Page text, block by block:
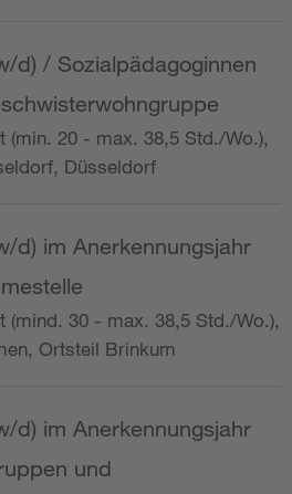
d) / Sozialpädagoginnen
(min. 20 - max. 38,5 Std./Wo.),
Düsseldorf
d) im Anerkennungsjahr
(mind. 30 - max. 38,5 Std./Wo.),
Ortsteil Brinkum
d) im Anerkennungsjahr
und